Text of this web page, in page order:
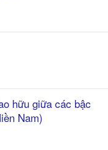
hữu giữa các bậc
Nam)